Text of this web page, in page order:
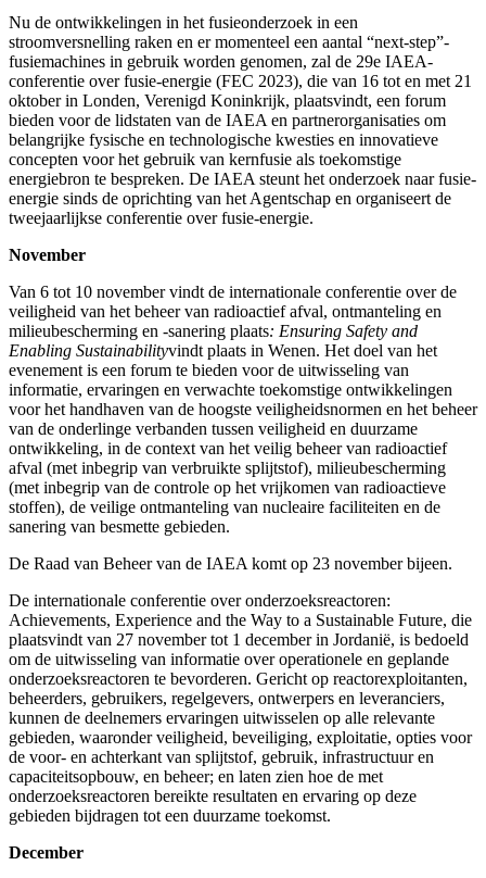
Nu de ontwikkelingen in het fusieonderzoek in een
stroomversnelling raken en er momenteel een aantal “next-step”-
fusiemachines in gebruik worden genomen, zal de 29e IAEA-
conferentie over fusie-energie (FEC 2023), die van 16 tot en met 21
oktober in Londen, Verenigd Koninkrijk, plaatsvindt, een forum
bieden voor de lidstaten van de IAEA en partnerorganisaties om
belangrijke fysische en technologische kwesties en innovatieve
concepten voor het gebruik van kernfusie als toekomstige
energiebron te bespreken. De IAEA steunt het onderzoek naar fusie-
energie sinds de oprichting van het Agentschap en organiseert de
tweejaarlijkse conferentie over fusie-energie.
November
Van 6 tot 10 november vindt de internationale conferentie over de
veiligheid van het beheer van radioactief afval, ontmanteling en
milieubescherming en -sanering plaats: Ensuring Safety and
Enabling Sustainabilityvindt plaats in Wenen. Het doel van het
evenement is een forum te bieden voor de uitwisseling van
informatie, ervaringen en verwachte toekomstige ontwikkelingen
voor het handhaven van de hoogste veiligheidsnormen en het beheer
van de onderlinge verbanden tussen veiligheid en duurzame
ontwikkeling, in de context van het veilig beheer van radioactief
afval (met inbegrip van verbruikte splijtstof), milieubescherming
(met inbegrip van de controle op het vrijkomen van radioactieve
stoffen), de veilige ontmanteling van nucleaire faciliteiten en de
sanering van besmette gebieden.
De Raad van Beheer van de IAEA komt op 23 november bijeen.
De internationale conferentie over onderzoeksreactoren:
Achievements, Experience and the Way to a Sustainable Future, die
plaatsvindt van 27 november tot 1 december in Jordanië, is bedoeld
om de uitwisseling van informatie over operationele en geplande
onderzoeksreactoren te bevorderen. Gericht op reactorexploitanten,
beheerders, gebruikers, regelgevers, ontwerpers en leveranciers,
kunnen de deelnemers ervaringen uitwisselen op alle relevante
gebieden, waaronder veiligheid, beveiliging, exploitatie, opties voor
de voor- en achterkant van splijtstof, gebruik, infrastructuur en
capaciteitsopbouw, en beheer; en laten zien hoe de met
onderzoeksreactoren bereikte resultaten en ervaring op deze
gebieden bijdragen tot een duurzame toekomst.
December